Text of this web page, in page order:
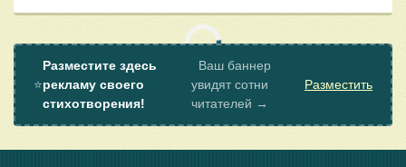
⭐
Разместите здесь
рекламу своего
стихотворения!
Ваш баннер
увидят сотни
читателей →
Разместить